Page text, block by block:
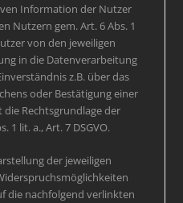
Information der Nutzer
Nutzern gem. Art. 6 Abs. 1
von den jeweiligen
in die Datenverarbeitung
z.B. über das
oder Bestätigung einer
die Rechtsgrundlage der
1 lit. a., Art. 7 DSGVO.
der jeweiligen
die nachfolgend verlinkten